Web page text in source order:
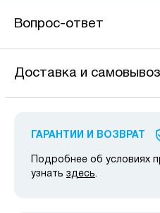
Вопрос-ответ
Доставка и самовывоз
ГАРАНТИИ И ВОЗВРАТ
Подробнее об условиях
узнать здесь.